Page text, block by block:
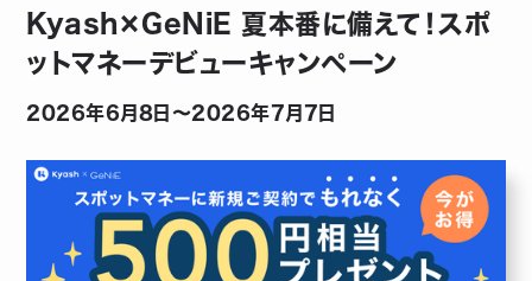
Kyash×GeNiE 夏本番に備えて！スポ
ットマネーデビューキャンペーン
2026年6月8日〜2026年7月7日